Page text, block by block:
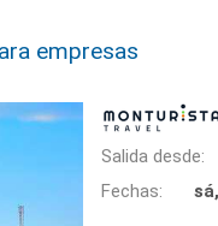
empresas
Salida desde:
Fechas: